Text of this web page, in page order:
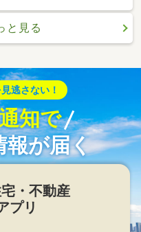
と見る
逃さない！
知で
報が届く
・不動産
プリ